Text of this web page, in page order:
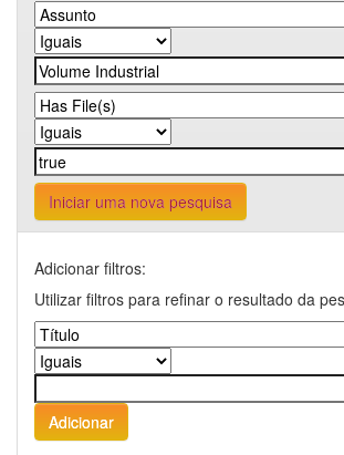
Iniciar uma nova pesquisa
Adicionar filtros:
Utilizar filtros para refinar o resultado da